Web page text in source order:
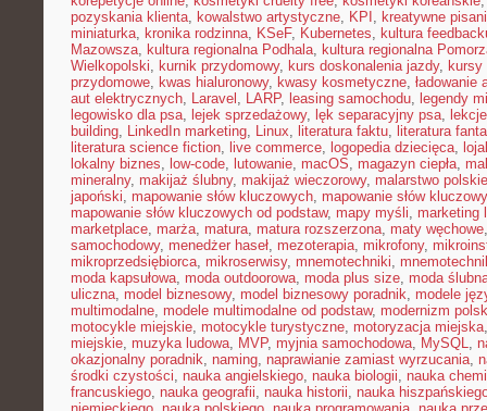
pozyskania klienta, kowalstwo artystyczne, KPI , kreatywne
miniaturka, kronika rodzinna, KSeF, Kubernetes, kultura
Mazowsza, kultura regionalna Podhala, kultura regionalna
Wielkopolski, kurnik przydomowy, kurs doskonalenia jazdy, kursy
przydomowe, kwas hialuronowy, kwasy kosmetyczne, ładowanie
aut elektrycznych, Laravel , LARP, leasing samochodu, legendy
legowisko dla psa, lejek sprzedażowy, lęk separacyjny psa,
building, LinkedIn marketing, Linux, literatura faktu, literatura
literatura science fiction, live commerce, logopedia dziecięca,
lokalny biznes, low-code, lutowanie, macOS, magazyn ciepła,
mineralny, makijaż ślubny, makijaż wieczorowy, malarstwo polskie
japoński, mapowanie słów kluczowych, mapowanie słów
mapowanie słów kluczowych od podstaw, mapy myśli, marketing
marketplace, marża, matura, matura rozszerzona, maty węchowe
samochodowy, menedżer haseł, mezoterapia, mikrofony,
mikroprzedsiębiorca, mikroserwisy, mnemotechniki,
moda kapsułowa, moda outdoorowa, moda plus size, moda
uliczna, model biznesowy, model biznesowy poradnik, modele
multimodalne, modele multimodalne od podstaw, modernizm
motocykle miejskie, motocykle turystyczne, motoryzacja miejska
miejskie, muzyka ludowa, MVP, myjnia samochodowa, MySQL,
okazjonalny poradnik, naming, naprawianie zamiast wyrzucania,
środki czystości, nauka angielskiego, nauka biologii, nauka
francuskiego, nauka geografii, nauka historii, nauka